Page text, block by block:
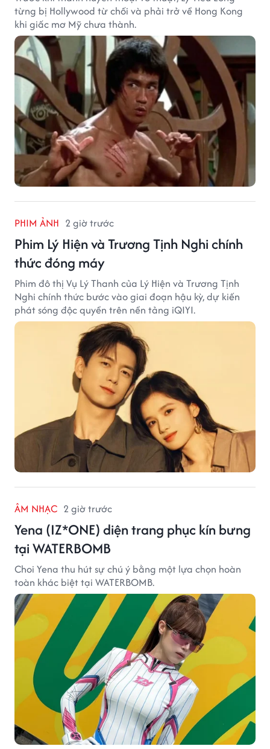
từng bị Hollywood từ chối và phải trở về Hong Kong
khi giấc mơ Mỹ chưa thành.
PHIM ẢNH 2 giờ trước
Phim Lý Hiện và Trương Tịnh Nghi chính
thức đóng máy
Phim đô thị Vụ Lý Thanh của Lý Hiện và Trương Tịnh
Nghi chính thức bước vào giai đoạn hậu kỳ, dự kiến
phát sóng độc quyền trên nền tảng iQIYI.
ÂM NHẠC 2 giờ trước
Yena (IZ*ONE) diện trang phục kín bưng
tại WATERBOMB
Choi Yena thu hút sự chú ý bằng một lựa chọn hoàn
toàn khác biệt tại WATERBOMB.